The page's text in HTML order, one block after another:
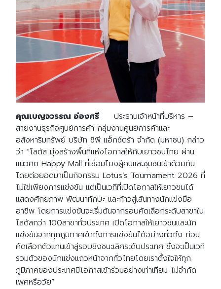
คุณเบญจวรรณ อ่องศรี ประธานเจ้าหน้าที่บริหาร –
สายงานธุรกิจศูนย์การค้า กลุ่มงานศูนย์การค้าและ
อสังหาริมทรัพย์ บริษัท ซีพี แอ็กซ์ตร้า จำกัด (มหาชน) กล่าว
ว่า “โลตัส มุ่งสร้างพื้นที่แห่งโอกาสให้กับเยาวชนไทย ผ่าน
แนวคิด Happy Mall ที่เชื่อมโยงผู้คนและชุมชนเข้าด้วยกัน
โดยต่อยอดมาเป็นกิจกรรม Lotus’s Tournament 2026 ที่
ไม่ใช่เพียงการแข่งขัน แต่เป็นเวทีที่เปิดโอกาสให้เยาวชนได้
แสดงศักยภาพ พัฒนาทักษะ และก้าวสู่เส้นทางนักแข่งมือ
อาชีพ โดยการแข่งขันจะเริ่มต้นจากรอบคัดเลือกระดับสาขาใน
โลตัสกว่า 100สาขาทั่วประเทศ เปิดโอกาสให้เยาวชนและนัก
แข่งขันจากทุกภูมิภาคเข้าถึงการแข่งขันได้อย่างทั่วถึง ก่อน
คัดเลือกตัวแทนเข้าสู่รอบชิงชนะเลิศระดับประเทศ ซึ่งจะเป็นเวที
รวมตัวของนักแข่งแถวหน้าจากทั่วไทยโดยเราตั้งใจให้ทุก
ภูมิภาคของประเทศมีโอกาสเข้าร่วมอย่างเท่าเทียม ไม่จำกัด
เพศหรือวัย”